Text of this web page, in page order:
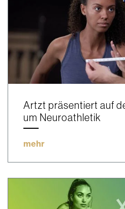
Artzt präsentiert auf
um Neuroathletik
mehr